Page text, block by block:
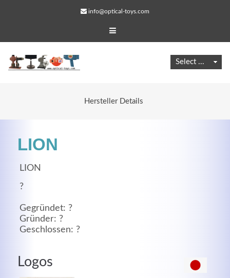
info@optical-toys.com
Hersteller Details
LION
LION
?
Gegründet: ?
Gründer: ?
Geschlossen: ?
Logos
Lorem ipsum dolor sit amet, consectetuer adipiscing
elit. Aenean commodo ligula eget dolor.